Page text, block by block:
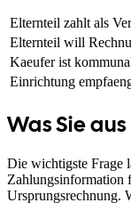
Elternteil zahlt als
Elternteil will
Kaeufer ist
Einrichtung
Was Sie
Die wichtigste Frage
Zahlungsinformation
Ursprungsrechnung.